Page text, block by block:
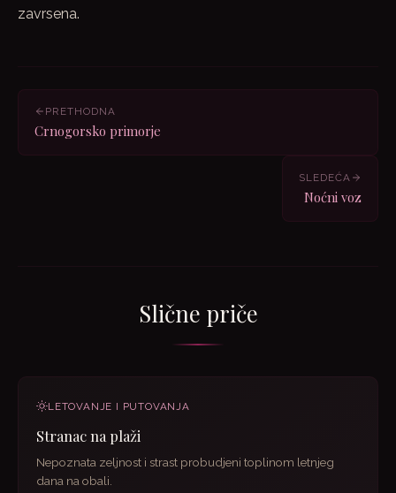
zavrsena.
PRETHODNA
Crnogorsko primorje
SLEDEĆA
Noćni voz
Slične priče
LETOVANJE I PUTOVANJA
Stranac na plaži
Nepoznata zeljnost i strast probudjeni toplinom letnjeg
dana na obali.